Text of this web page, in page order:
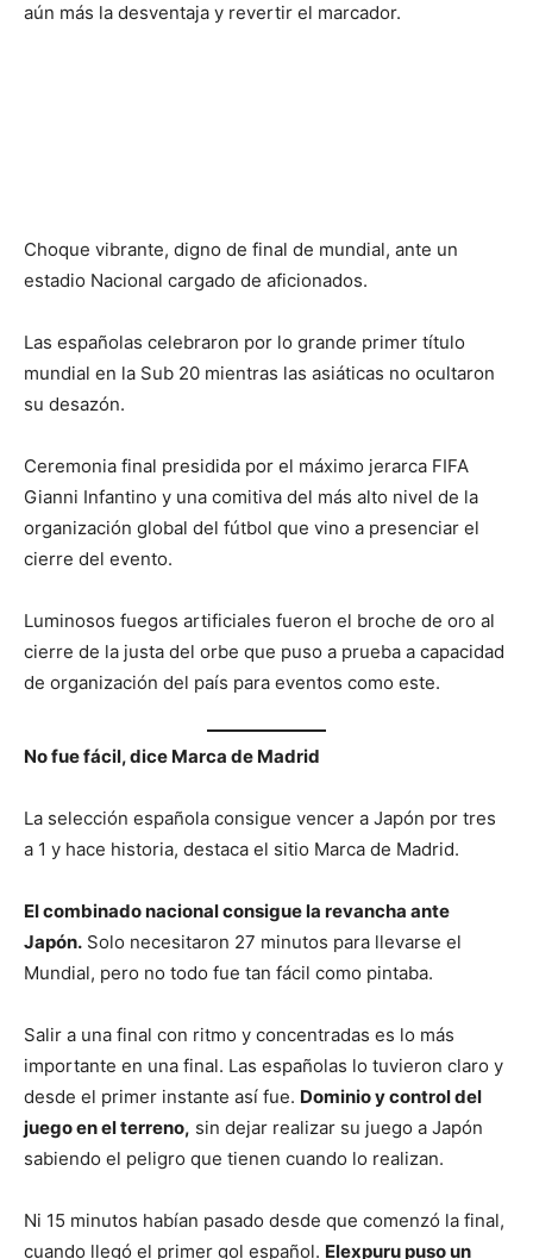
aún más la desventaja y revertir el marcador.
Choque vibrante, digno de final de mundial, ante un
estadio Nacional cargado de aficionados.
Las españolas celebraron por lo grande primer título
mundial en la Sub 20 mientras las asiáticas no ocultaron
su desazón.
Ceremonia final presidida por el máximo jerarca FIFA
Gianni Infantino y una comitiva del más alto nivel de la
organización global del fútbol que vino a presenciar el
cierre del evento.
Luminosos fuegos artificiales fueron el broche de oro al
cierre de la justa del orbe que puso a prueba a capacidad
de organización del país para eventos como este.
No fue fácil, dice Marca de Madrid
La selección española consigue vencer a Japón por tres
a 1 y hace historia, destaca el sitio Marca de Madrid.
El combinado nacional consigue la revancha ante
Japón. Solo necesitaron 27 minutos para llevarse el
Mundial, pero no todo fue tan fácil como pintaba.
Salir a una final con ritmo y concentradas es lo más
importante en una final. Las españolas lo tuvieron claro y
desde el primer instante así fue. Dominio y control del
juego en el terreno, sin dejar realizar su juego a Japón
sabiendo el peligro que tienen cuando lo realizan.
Ni 15 minutos habían pasado desde que comenzó la final,
cuando llegó el primer gol español. Elexpuru puso un